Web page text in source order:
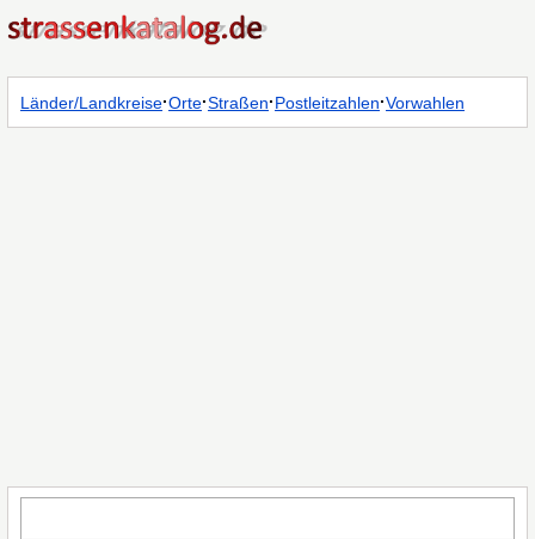
Länder/Landkreise·Orte·Straßen·Postleitzahlen·Vorwahlen